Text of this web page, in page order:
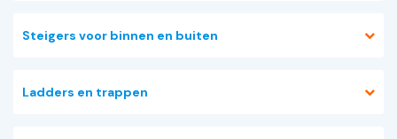
Steigers voor binnen en buiten
Ladders en trappen